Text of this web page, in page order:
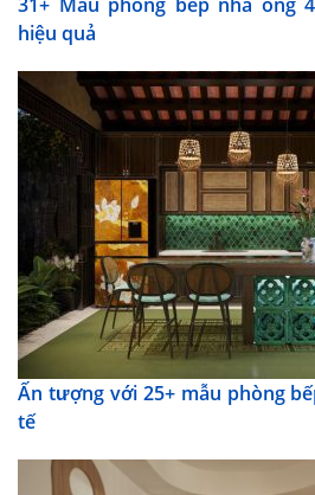
hiệu quả
Ấn tượng với 25+ mẫu phòng
tế